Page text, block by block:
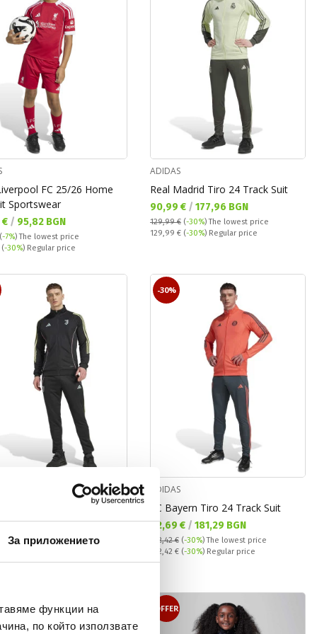
За приложението
функции на
по който използвате
FC 25/26 Home
Sportswear
цена:
€ / 95,82 BGN
(-7%)The lowest price
price:
(-30%) Regular price
ADIDAS
Real Madrid Tiro 24 Track Suit
Текуща цена:
90,99 € / 177,96 BGN
129,99 € (-30%)The lowest price
Regular price:
129,99 € (-30%) Regular price
Juventus Tiro Track Suit
цена:
€/177,96 BGN
-30%)The lowest price
-30%
ADIDAS
FC Bayern Tiro 24 Track Suit
Текуща цена:
92,69 € / 181,29 BGN
132,42 € (-30%)The lowest price
Regular price:
132,42 € (-30%) Regular price
OFFER